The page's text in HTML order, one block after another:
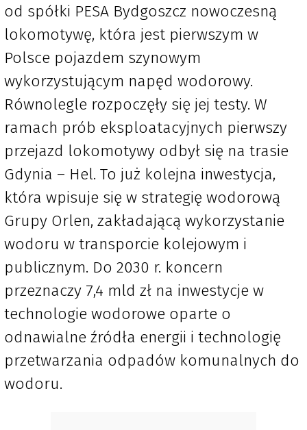
od spółki PESA Bydgoszcz nowoczesną
lokomotywę, która jest pierwszym w
Polsce pojazdem szynowym
wykorzystującym napęd wodorowy.
Równolegle rozpoczęły się jej testy. W
ramach prób eksploatacyjnych pierwszy
przejazd lokomotywy odbył się na trasie
Gdynia – Hel. To już kolejna inwestycja,
która wpisuje się w strategię wodorową
Grupy Orlen, zakładającą wykorzystanie
wodoru w transporcie kolejowym i
publicznym. Do 2030 r. koncern
przeznaczy 7,4 mld zł na inwestycje w
technologie wodorowe oparte o
odnawialne źródła energii i technologię
przetwarzania odpadów komunalnych do
wodoru.